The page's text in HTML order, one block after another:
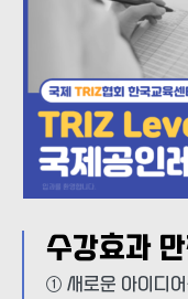
수강효과
① 새로운 아이디